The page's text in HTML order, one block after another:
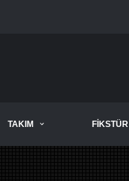
TAKIM FIKSTÜR